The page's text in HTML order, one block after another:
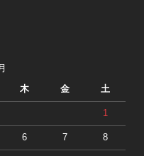
木 金 土
1
6 7 8